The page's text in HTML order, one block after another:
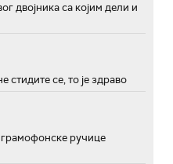
двојника са којим дели и
стидите се, то је здраво
ручице